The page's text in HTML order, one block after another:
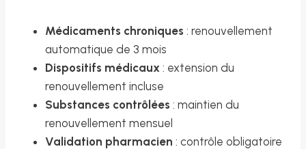
Médicaments chroniques : renouvellement
automatique de 3 mois
Dispositifs médicaux : extension du
renouvellement incluse
Substances contrôlées : maintien du
renouvellement mensuel
Validation pharmacien : contrôle obligatoire